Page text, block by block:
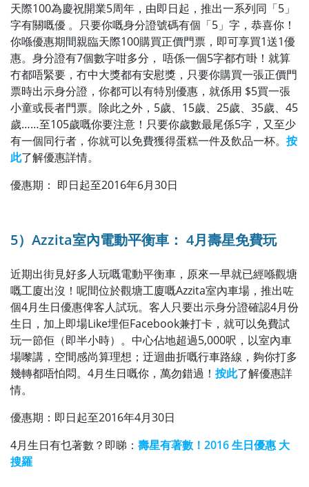
天際100為慶祝開業5周年，由即日起，推出一系列同「5」
字有關嘅優 。只要你嘅身分證號碼有個「5」字，恭喜你！
你喺優惠期間親臨天際100購買正價門票，即可享買1送1優
惠。身分證有7個數字咁多分， 唔係一個5字都冇啩！就算
冇都唔緊要，冇中大獎都有安慰獎，只要你購買一張正價門
票時出示身分證，你都可以有特別優惠，就係用 $5買一張
小童或長者門票。除此之外，5歲、15歲、25歲、35歲、45
歲……至105歲嘅你要注意！只要你歲數最尾係5字，又至少
有一個同行者，你就可以免費獲得蛋糕一件及飲品一杯。 按
此了解優惠詳情。
優惠期： 即日起至2016年6月30日
5）Azzita室內電動平衡車： 4月壽星免費玩
近期出街見好多人玩嘅電動平衡車，原來一早就已經喺觀塘
嘅工廈出沒！呢間位於觀塘工廈嘅Azzita室內車場，推出咗
個4月生日優惠俾客人試玩。客人只要出示身分證確認4月份
生日，加上即場Like埋佢Facebook兼打卡，就可以免費試
玩一節佢（即半小時）。中心佔地超過5,000呎，以室內車
場嚟講，空間感尚算理想；迂迴曲折嘅行車路線，夠你打多
幾轉都唔怕悶。4月生日嘅你，萬勿錯過！ 按此了解優惠詳
情。
優惠期：即日起至2016年4月30日
4月生日有乜著數？即睇： 壽星有著數！2016 生日優惠 大
搜羅